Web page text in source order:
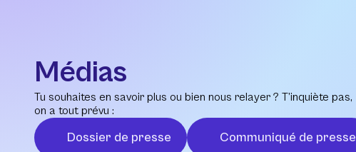
Médias
Tu souhaites en savoir plus ou bien nous relayer ? T’inquiète pas,
on a tout prévu :
Dossier de presse Communiqué de presse